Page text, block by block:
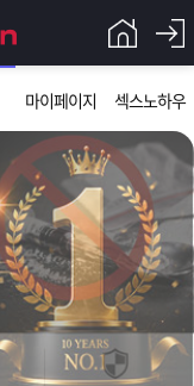
마이페이지 섹스노하우
입금확인이 안되는 상황을 대비해 꼭 입금후 고객센터 연락바랍니다.